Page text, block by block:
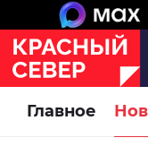
Главное